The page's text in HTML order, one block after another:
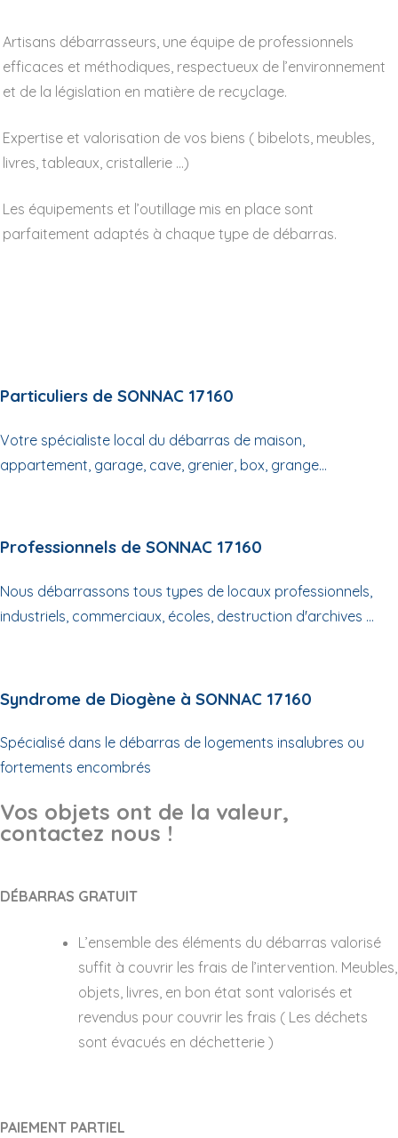
Artisans débarrasseurs, une équipe de professionnels
efficaces et méthodiques, respectueux de l’environnement
et de la législation en matière de recyclage.
Expertise et valorisation de vos biens ( bibelots, meubles,
livres, tableaux, cristallerie …)
Les équipements et l’outillage mis en place sont
parfaitement adaptés à chaque type de débarras.
Particuliers de SONNAC 17160
Votre spécialiste local du débarras de maison,
appartement, garage, cave, grenier, box, grange...
Professionnels de SONNAC 17160
Nous débarrassons tous types de locaux professionnels,
industriels, commerciaux, écoles, destruction d'archives ...
Syndrome de Diogène à SONNAC 17160
Spécialisé dans le débarras de logements insalubres ou
fortements encombrés
Vos objets ont de la valeur,
contactez nous !
DÉBARRAS GRATUIT
L’ensemble des éléments du débarras valorisé
suffit à couvrir les frais de l’intervention. Meubles,
objets, livres, en bon état sont valorisés et
revendus pour couvrir les frais ( Les déchets
sont évacués en déchetterie )
PAIEMENT PARTIEL